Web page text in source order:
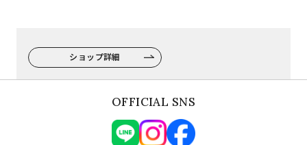
ショップ詳細
OFFICIAL SNS